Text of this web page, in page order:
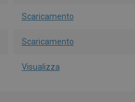
Scaricamento
Scaricamento
Visualizza